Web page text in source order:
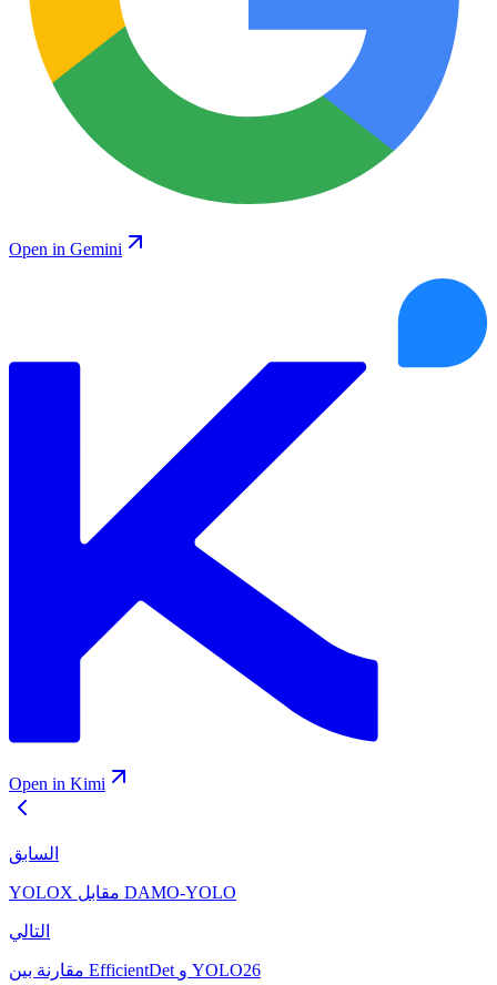
Open in Gemini
Open in Kimi
السابق
YOLOX مقابل DAMO-YOLO
التالي
مقارنة بين EfficientDet و YOLO26